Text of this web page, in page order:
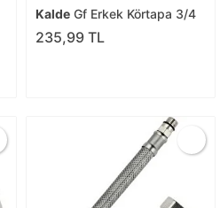
Kalde Gf Erkek Körtapa 3/4
235,99 TL